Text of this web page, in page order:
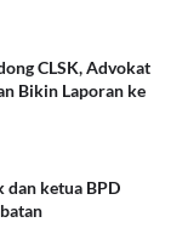
CLSK, Advokat
Bikin Laporan ke
dan ketua BPD